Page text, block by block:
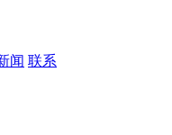
闻 联系